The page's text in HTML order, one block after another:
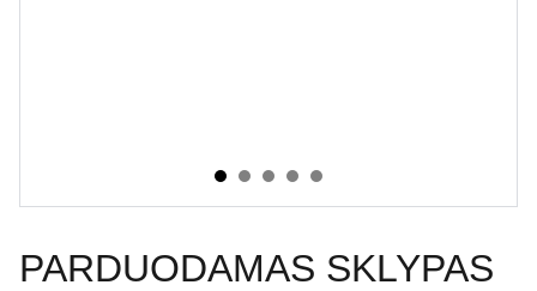
PARDUODAMAS SKLYPAS